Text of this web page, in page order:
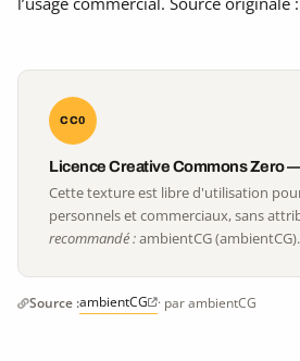
CC0
Licence Creative Commons Zero
Cette texture est libre d'utilisation
personnels et commerciaux, sans
recommandé :ambientCG (ambientCG).
Source :ambientCG · par ambientCG